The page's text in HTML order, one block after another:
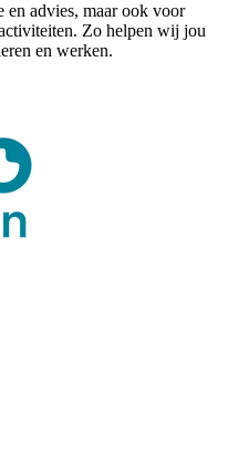
en advies, maar ook voor
Zo helpen wij jou
en werken.